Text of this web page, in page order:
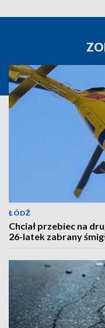
ŁÓDŹ
Chciał przebiec na
26-latek zabrany